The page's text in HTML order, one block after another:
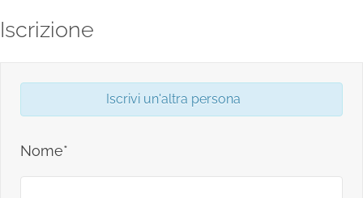
Iscrizione
Iscrivi un'altra persona
Nome*